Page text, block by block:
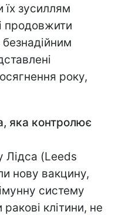
їх зусиллям
продовжити
року,
яка контролює
Лідса (Leeds
нову вакцину,
систему
клітини, не